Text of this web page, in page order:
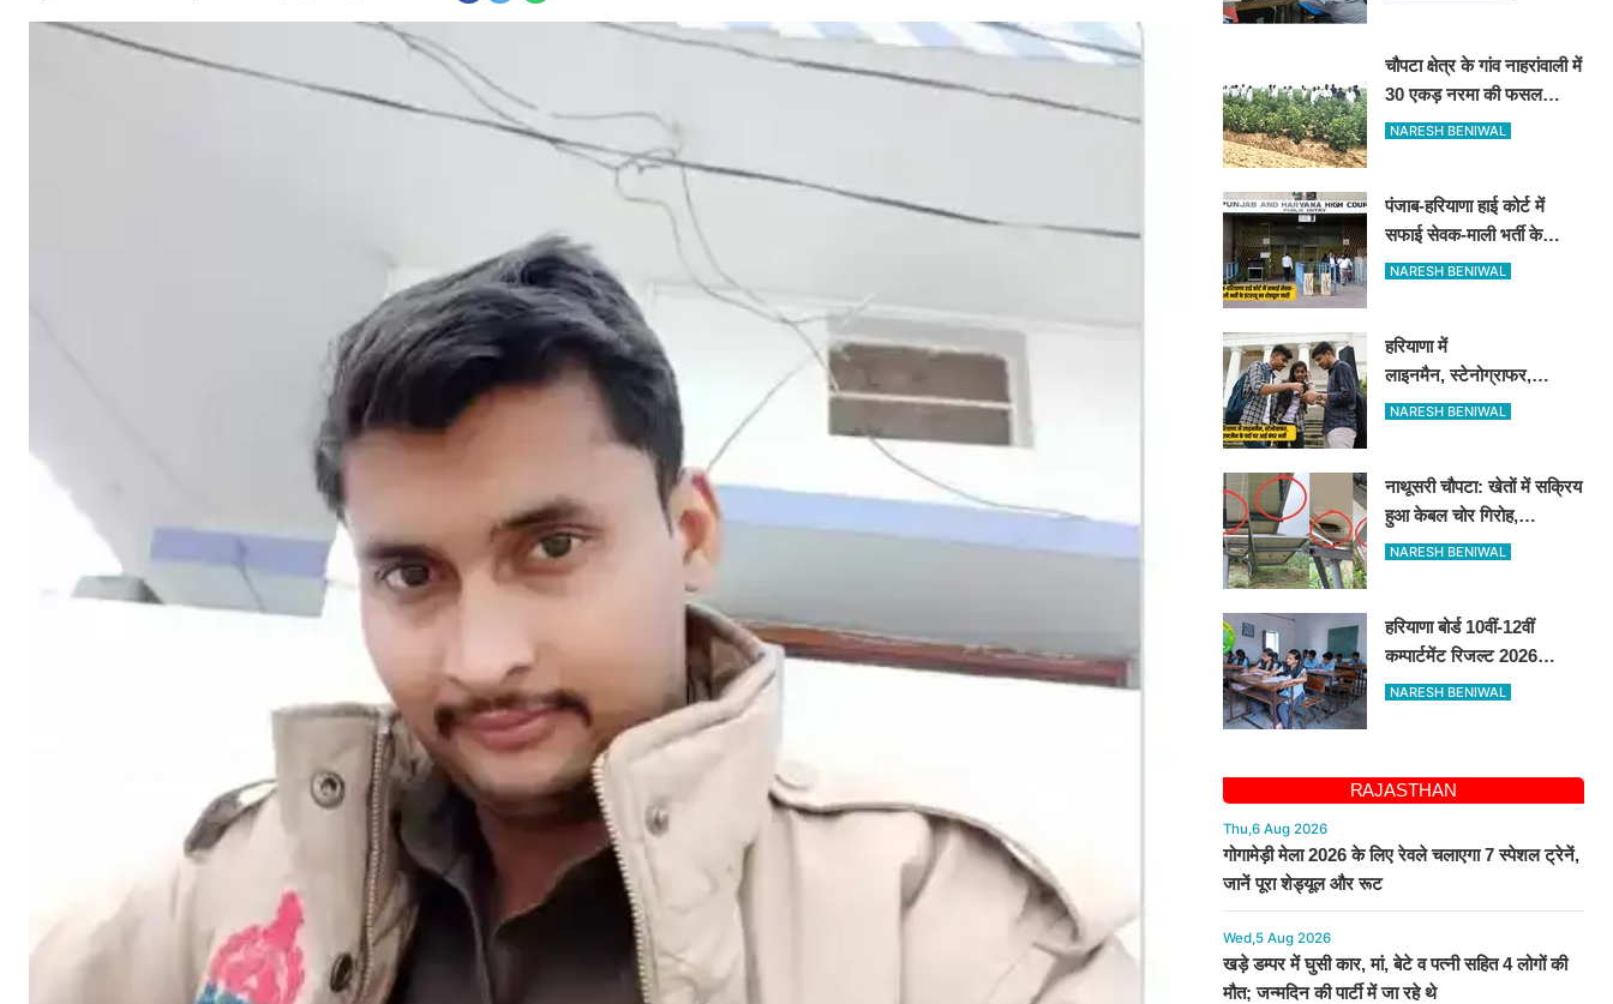
चौपटा क्षेत्र के गांव नाहरांवाली में
30 एकड़ नरमा की फसल
खराब, किसानों ने की पुलिस व
NARESH BENIWAL
पंजाब-हरियाणा हाई कोर्ट में
सफाई सेवक-माली भर्ती के
इंटरव्यू का शेड्यूल जारी
NARESH BENIWAL
हरियाणा में
लाइनमैन, स्टेनोग्राफर,
ड्राफ्टमैन के पदों पर आई बंपर
NARESH BENIWAL
नाथूसरी चौपटा: खेतों में सक्रिय
हुआ केबल चोर गिरोह,
गुसाईआना में 4 सोलर पैनल
NARESH BENIWAL
हरियाणा बोर्ड 10वीं-12वीं
कम्पार्टमेंट रिजल्ट 2026
जारी, bseh.org.in से करें
NARESH BENIWAL
RAJASTHAN
Thu,6 Aug 2026
गोगामेड़ी मेला 2026 के लिए रेवले चलाएगा 7 स्पेशल ट्रेनें,
जानें पूरा शेड्यूल और रूट
Wed,5 Aug 2026
खड़े डम्पर में घुसी कार, मां, बेटे व पत्नी सहित 4 लोगों की
मौत; जन्मदिन की पार्टी में जा रहे थे